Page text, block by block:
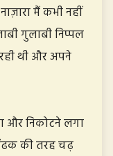
मैं कभी नहीं
गुलाबी निप्पल
थी और अपने
और निकोटने लगा
की तरह चढ़